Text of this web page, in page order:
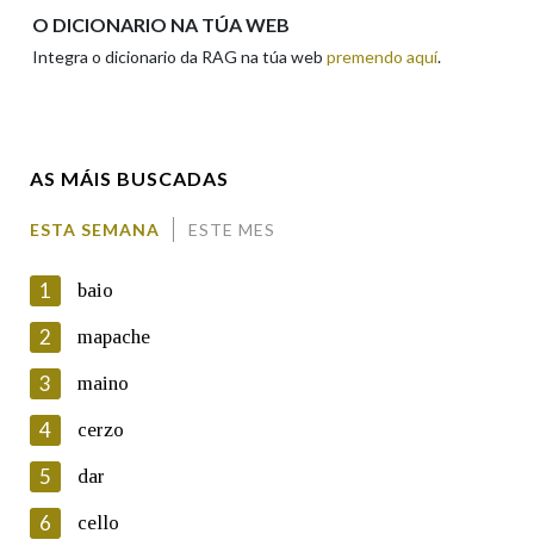
En cumprimento da normativa vixente en materia de
Protección de Datos de Carácter Persoal, a Real Academia
Galega informa a aqueles usuarios que faciliten o seu correo
electrónico, así como calquera outra información de carácter
persoal, que estes datos serán obxecto de tratamento
automatizado de carácter confidencial e incorporados aos seus
ficheiros informáticos. Así mesmo, os usuarios poderán exercer o
O DICIONARIO NA TÚA WEB
Integra o dicionario da RAG na túa web premendo aquí.
AS MÁIS BUSCADAS
ESTA SEMANA ESTE MES
1 baio
2 mapache
3 maino
4 cerzo
5 dar
6 cello